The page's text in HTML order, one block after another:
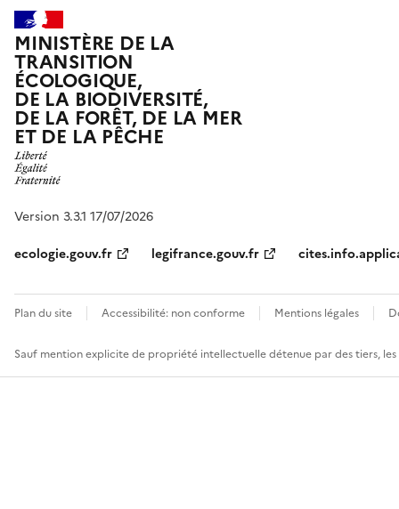
MINISTÈRE DE LA
TRANSITION
ÉCOLOGIQUE,
DE LA BIODIVERSITÉ,
DE LA FORÊT, DE LA MER
ET DE LA PÊCHE
Version 3.3.1 17/07/2026
ecologie.gouv.fr
legifrance.gouv.fr
Plan du site Accessibilité: non conforme Mentions légales
Sauf mention explicite de propriété intellectuelle détenue par des tiers,